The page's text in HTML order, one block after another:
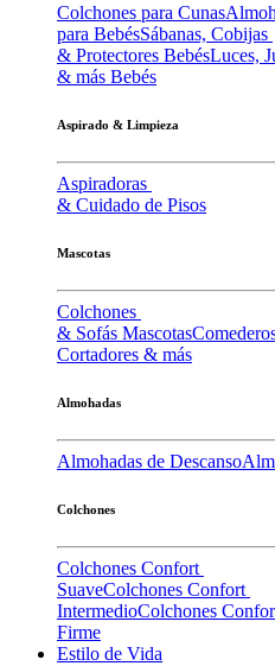
Colchones para Cunas
para BebésSábanas, Cobijas
& Protectores BebésLuces,
& más Bebés
Aspirado & Limpieza
Aspiradoras
& Cuidado de Pisos
Mascotas
Colchones
& Sofás Mascotas
Cortadores & más
Almohadas
Almohadas de Descanso
Colchones
Colchones Confort
SuaveColchones Confort
IntermedioColchones
Firme
Estilo de Vida